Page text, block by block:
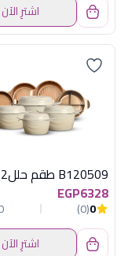
اشترِ الآن
EGP6328
0
(0)
0 تم
اشترِ الآن